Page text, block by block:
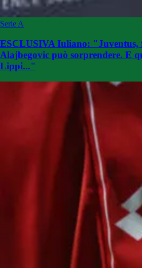
Serie A
ESCLUSIVA Iuliano: "Juventus,
Alajbegovic può sorprendere. E
Lippi..."